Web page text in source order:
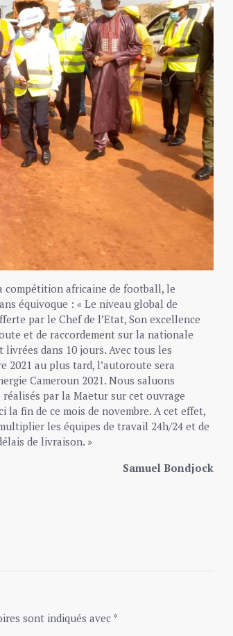
compétition africaine de football, le
équivoque : « Le niveau global de
par le Chef de l’Etat, Son excellence
et de raccordement sur la nationale
livrées dans 10 jours. Avec tous les
2021 au plus tard, l’autoroute sera
Cameroun 2021. Nous saluons
réalisés par la Maetur sur cet ouvrage
la fin de ce mois de novembre. A cet effet,
les équipes de travail 24h/24 et de
de livraison. »
Samuel Bondjock
sont indiqués avec *